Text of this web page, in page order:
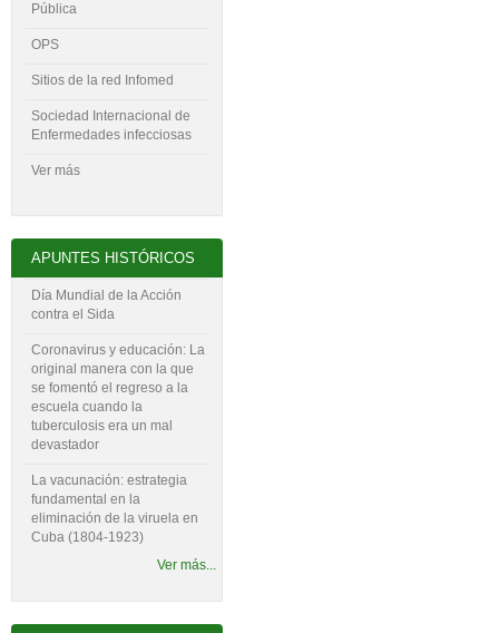
Pública
OPS
Sitios de la red Infomed
Sociedad Internacional de
Enfermedades infecciosas
Ver más
APUNTES HISTÓRICOS
Día Mundial de la Acción
contra el Sida
Coronavirus y educación: La
original manera con la que
se fomentó el regreso a la
escuela cuando la
tuberculosis era un mal
devastador
La vacunación: estrategia
fundamental en la
eliminación de la viruela en
Cuba (1804-‍1923)
Ver más...